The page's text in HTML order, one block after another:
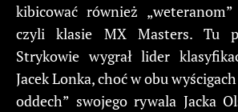
kibicować również
czyli klasie MX Masters. Tu
Strykowie wygrał lider
Jacek Lonka, choć w obu
oddech” swojego rywala Jacka